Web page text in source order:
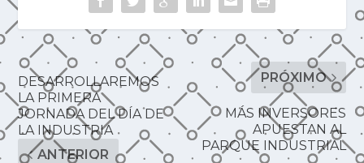
DESARROLLAREMOS
LA PRIMERA
JORNADA DEL DÍA DE
LA INDUSTRIA
ANTERIOR
PRÓXIMO
MÁS INVERSORES
APUESTAN AL
PARQUE INDUSTRIAL